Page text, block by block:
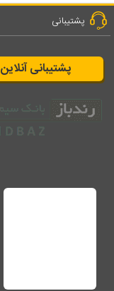
پشتیبانی
پشتیبانی آنلاین